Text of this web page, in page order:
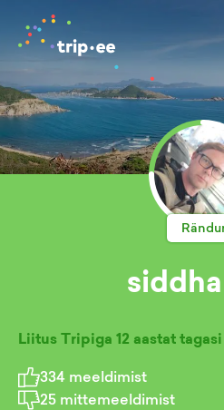
Liitus Tripiga 12 aastat tagasi
334 meeldimist
25 mittemeeldimist